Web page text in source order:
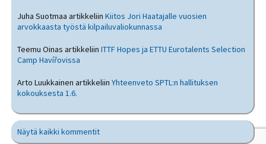
Juha Suotmaa artikkeliinKiitos Jori Haatajalle vuosien
arvokkaasta työstä kilpailuvaliokunnassa
Teemu Oinas artikkeliinITTF Hopes ja ETTU Eurotalents Selection
Camp Havířovissa
Arto Luukkainen artikkeliinYhteenveto SPTL:n hallituksen
kokouksesta 1.6.
Näytä kaikki kommentit